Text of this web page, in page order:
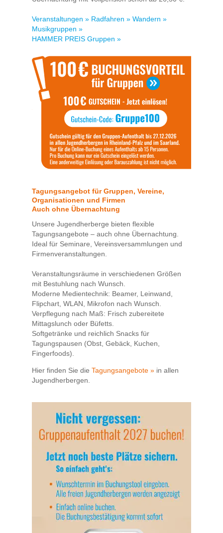
Veranstaltungen » Radfahren » Wandern »
Musikgruppen »
HAMMER PREIS Gruppen »
Tagungsangebot für Gruppen, Vereine,
Organisationen und Firmen
Auch ohne Übernachtung
Unsere Jugendherberge bieten flexible
Tagungsangebote – auch ohne Übernachtung.
Ideal für Seminare, Vereinsversammlungen und
Firmenveranstaltungen.
Veranstaltungsräume in verschiedenen Größen
mit Bestuhlung nach Wunsch.
Moderne Medientechnik: Beamer, Leinwand,
Flipchart, WLAN, Mikrofon nach Wunsch.
Verpflegung nach Maß: Frisch zubereitete
Mittagslunch oder Büfetts.
Softgetränke und reichlich Snacks für
Tagungspausen (Obst, Gebäck, Kuchen,
Fingerfoods).
Hier finden Sie die Tagungsangebote » in allen
Jugendherbergen.